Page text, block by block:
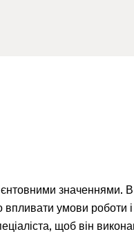
значеннями.
впливати умови
щоб він